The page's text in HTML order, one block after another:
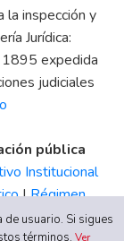
la inspección y
Jurídica:
expedida
judiciales
pública
Institucional
|Régimen
Ética| Canal
usuario. Si sigues
términos.Ver